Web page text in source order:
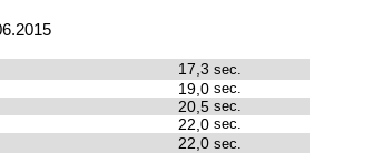
17,3 sec.
19,0 sec.
20,5 sec.
22,0 sec.
22,0 sec.